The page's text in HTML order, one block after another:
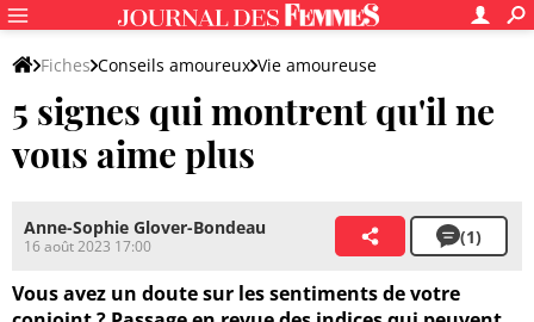
Fiches Conseils amoureux Vie amoureuse
5 signes qui montrent qu'il ne
vous aime plus
Anne-Sophie Glover-Bondeau
16 août 2023 17:00 (1)
Vous avez un doute sur les sentiments de votre